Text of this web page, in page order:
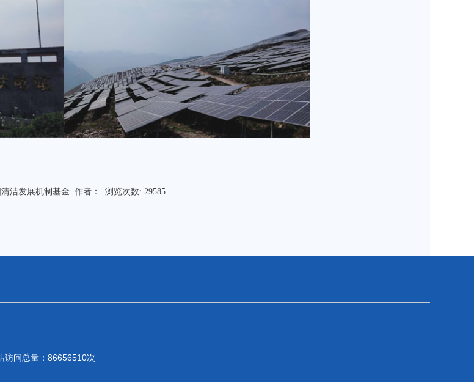
洁发展机制基金 作者： 浏览次数: 29585
问总量：86656510次